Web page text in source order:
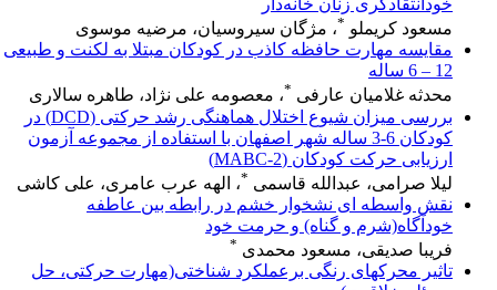
خودانتقادگری زنان خانه‌دار
مسعود کریملو *، مژگان سیروسیان، مرضیه موسوی
مقایسه مهارت حافظه کاذب در کودکان مبتلا به لکنت و طبیعی
12 – 6 ساله
محدثه غلامیان عارفی * ، معصومه علی نژاد، طاهره سالاری
بررسی میزان شیوع اختلال هماهنگی رشد حرکتی (DCD) در
کودکان 6-3 ساله شهر اصفهان با استفاده از مجموعه آزمون
ارزیابی حرکت کودکان (MABC-2)
لیلا صرامی، عبدالله قاسمی *، الهه عرب عامری، علی کاشی
نقش واسطه ای نشخوار خشم در رابطه بین عاطفه
خودآگاه(شرم و گناه) و حرمت خود
فریبا صدیقی، مسعود محمدی *
تاثیر محرکهای رنگی برعملکرد شناختی(مهارت حرکتی، حل